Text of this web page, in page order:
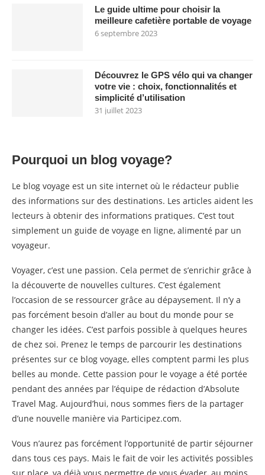
Le guide ultime pour choisir la
meilleure cafetière portable de voyage
6 septembre 2023
Découvrez le GPS vélo qui va changer
votre vie : choix, fonctionnalités et
simplicité d’utilisation
31 juillet 2023
Pourquoi un blog voyage?
Le blog voyage est un site internet où le rédacteur publie
des informations sur des destinations. Les articles aident les
lecteurs à obtenir des informations pratiques. C’est tout
simplement un guide de voyage en ligne, alimenté par un
voyageur.
Voyager, c’est une passion. Cela permet de s’enrichir grâce à
la découverte de nouvelles cultures. C’est également
l’occasion de se ressourcer grâce au dépaysement. Il n’y a
pas forcément besoin d’aller au bout du monde pour se
changer les idées. C’est parfois possible à quelques heures
de chez soi. Prenez le temps de parcourir les destinations
présentes sur ce blog voyage, elles comptent parmi les plus
belles au monde. Cette passion pour le voyage a été portée
pendant des années par l’équipe de rédaction d’Absolute
Travel Mag. Aujourd’hui, nous sommes fiers de la partager
d’une nouvelle manière via Participez.com.
Vous n’aurez pas forcément l’opportunité de partir séjourner
dans tous ces pays. Mais le fait de voir les activités possibles